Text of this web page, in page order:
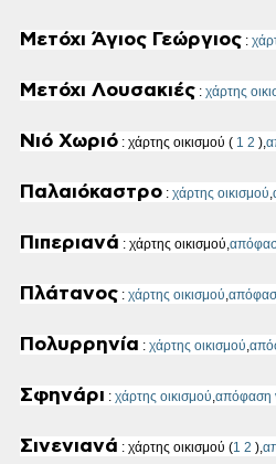
Μετόχι Άγιος Γεώργιος :
Μετόχι Λουσακιές : χάρτης
Νιό Χωριό : χάρτης οικισμού ( 1 2 ),
Παλαιόκαστρο : χάρτης οικισμού,
Πιπεριανά : χάρτης οικισμού,
Πλάτανος : χάρτης οικισμού,
Πολυρρηνία : χάρτης οικισμού,
Σφηνάρι : χάρτης οικισμού,απόφαση
Σινενιανά : χάρτης οικισμού (1 2 ),